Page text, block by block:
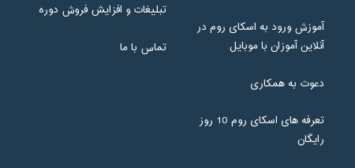
آموزش ورود به اسکای روم در
آنلاین آموزان با موبایل
دعوت به همکاری
تعرفه های اسکای روم 10 روز
رایگان
تبلیغات و افزایش فروش دوره
تماس با ما